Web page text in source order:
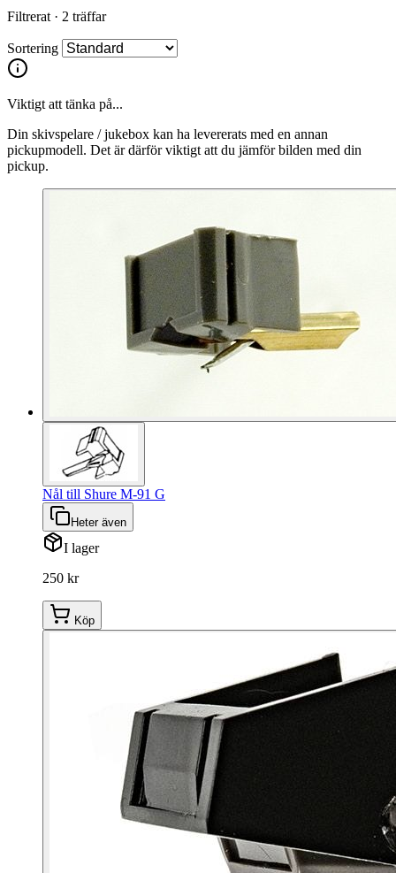
Filtrerat · 2 träffar
Sortering
Viktigt att tänka på...
Din skivspelare / jukebox kan ha levererats med en annan
pickupmodell. Det är därför viktigt att du jämför bilden med din
pickup.
Nål till Shure M-91 G
Heter även
I lager
250 kr
Köp